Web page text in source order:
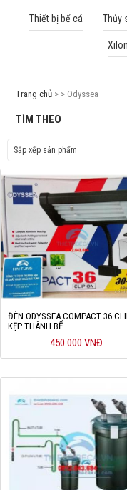
Thiết bị bể cá Thủy
Trang chủ > > Odyssea
TÌM THEO
ĐÈN ODYSSEA COMPACT 36
KẸP THÀNH BỂ
450.000 VNĐ